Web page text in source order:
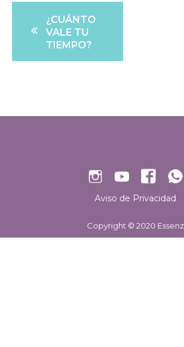
Navegación
de
entradas
¿CUÁNTO
VALE TU
TIEMPO?
Aviso de Privacidad
Copyright © 2020 Essenz